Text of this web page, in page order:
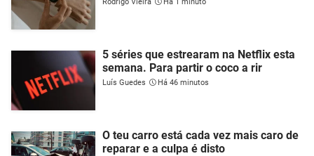
5 séries que estrearam na Netflix esta
semana. Para partir o coco a rir
Luís Guedes Há 46 minutos
O teu carro está cada vez mais caro de
reparar e a culpa é disto